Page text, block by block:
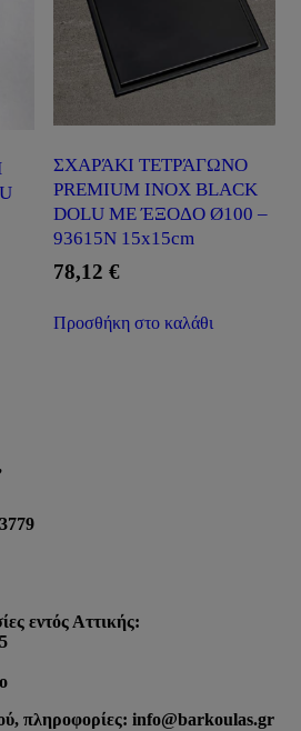
ΣΧΑΡΆΚΙ ΤΕΤΡΆΓΩΝΟ
PREMIUM INOX BLACK
DOLU ΜΕ ΈΞΟΔΟ Ø100 –
93615Ν 15x15cm
78,12 €
Προσθήκη στο καλάθι
εντός Αττικής:
πληροφορίες: info@barkoulas.gr